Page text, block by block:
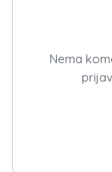
Nema